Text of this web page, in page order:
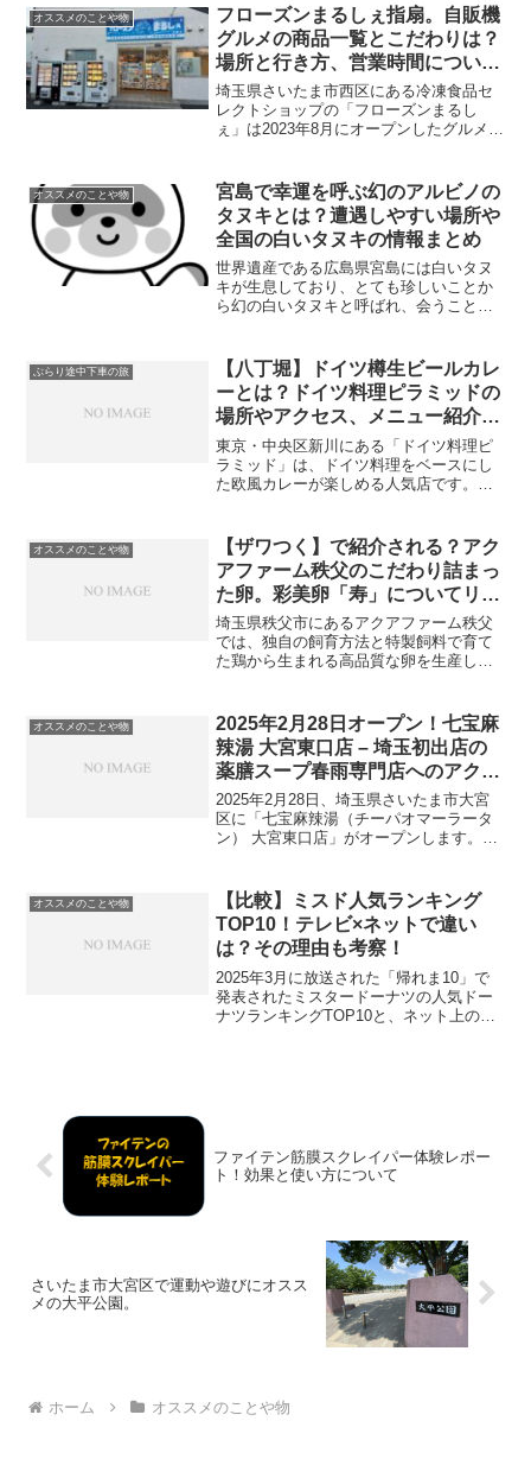
オススメのことや物
フローズンまるしぇ指扇。自販機
グルメの商品一覧とこだわりは？
場所と行き方、営業時間について
リサーチ！！
埼玉県さいたま市西区にある冷凍食品セ
レクトショップの「フローズンまるし
ぇ」は2023年8月にオープンしたグルメ自
とそのこだわりについて。また、場所と
アクセス、営業時間に...
オススメのことや物
宮島で幸運を呼ぶ幻のアルビノの
タヌキとは？遭遇しやすい場所や
全国の白いタヌキの情報まとめ
世界遺産である広島県宮島には白いタヌ
キが生息しており、とても珍しいことか
ら幻の白いタヌキと呼ばれ、会うことが
てまとめるとともに、宮島以外でも白い
タヌキに会える場所につい...
ぶらり途中下車の旅
【八丁堀】ドイツ樽生ビールカレ
ーとは？ドイツ料理ピラミッドの
場所やアクセス、メニュー紹介！
【ぶらり途中下車の旅】
東京・中央区新川にある「ドイツ料理ピ
ラミッド」は、ドイツ料理をベースにし
た欧風カレーが楽しめる人気店です。特
や自家製ソーセージが話題となっていま
す。この記事では、ピラミ...
オススメのことや物
【ザワつく】で紹介される？アク
アファーム秩父のこだわり詰まっ
た卵。彩美卵「寿」についてリサ
ーチ！
埼玉県秩父市にあるアクアファーム秩父
では、独自の飼育方法と特製飼料で育て
た鶏から生まれる高品質な卵を生産し、
「寿」」があります。本記事では、アク
アファーム秩父のこだわりや「...
オススメのことや物
2025年2月28日オープン！七宝麻
辣湯 大宮東口店 – 埼玉初出店の
薬膳スープ春雨専門店へのアクセ
スや詳細をリサーチ
2025年2月28日、埼玉県さいたま市大宮
区に「七宝麻辣湯（チーパオマーラータ
ン） 大宮東口店」がオープンします。東
春雨のヘルシーな組み合わせが特徴で、
美容や健康に気を...
オススメのことや物
【比較】ミスド人気ランキング
TOP10！テレビ×ネットで違い
は？その理由も考察！
2025年3月に放送された「帰れま10」で
発表されたミスタードーナツの人気ドー
ナツランキングTOP10と、ネット上のラ
ファイテン筋膜スクレイパー体験レポー
ト！効果と使い方について
さいたま市大宮区で運動や遊びにオスス
メの大平公園。
ホーム オススメのことや物